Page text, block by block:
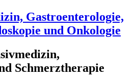
Gastroenterologie,
und Onkologie
Schmerztherapie